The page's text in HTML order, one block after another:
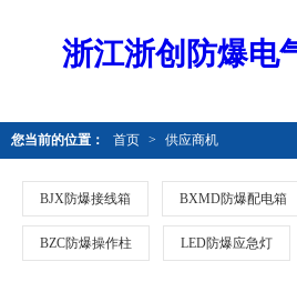
浙江浙创防爆电
您当前的位置： 首页 > 供应商机
BJX防爆接线箱 BXMD防爆配电箱
BZC防爆操作柱 LED防爆应急灯